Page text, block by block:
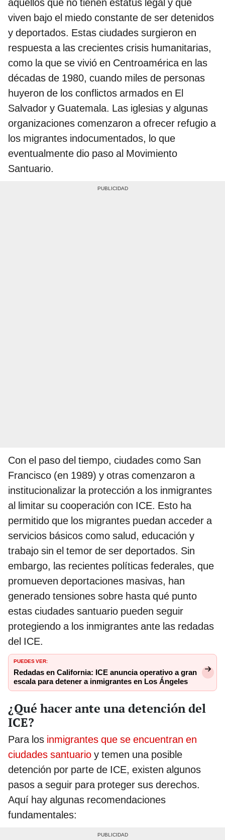
aquellos que no tienen estatus legal y que
viven bajo el miedo constante de ser detenidos
y deportados. Estas ciudades surgieron en
respuesta a las crecientes crisis humanitarias,
como la que se vivió en Centroamérica en las
décadas de 1980, cuando miles de personas
huyeron de los conflictos armados en El
Salvador y Guatemala. Las iglesias y algunas
organizaciones comenzaron a ofrecer refugio a
los migrantes indocumentados, lo que
eventualmente dio paso al Movimiento
Santuario.
Con el paso del tiempo, ciudades como San
Francisco (en 1989) y otras comenzaron a
institucionalizar la protección a los inmigrantes
al limitar su cooperación con ICE. Esto ha
permitido que los migrantes puedan acceder a
servicios básicos como salud, educación y
trabajo sin el temor de ser deportados. Sin
embargo, las recientes políticas federales, que
promueven deportaciones masivas, han
generado tensiones sobre hasta qué punto
estas ciudades santuario pueden seguir
protegiendo a los inmigrantes ante las redadas
del ICE.
PUEDES VER:
Redadas en California: ICE anuncia operativo a gran
escala para detener a inmigrantes en Los Ángeles
¿Qué hacer ante una detención del
ICE?
Para los inmigrantes que se encuentran en
ciudades santuario y temen una posible
detención por parte de ICE, existen algunos
pasos a seguir para proteger sus derechos.
Aquí hay algunas recomendaciones
fundamentales: